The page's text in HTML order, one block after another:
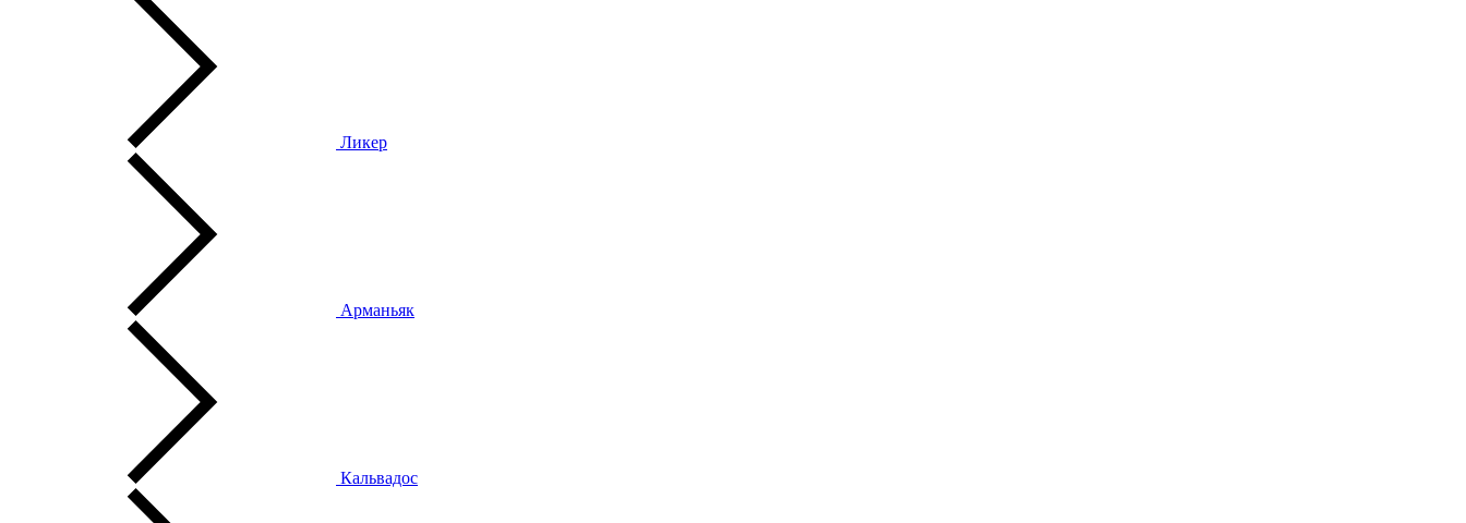
Ликер
Арманьяк
Кальвадос